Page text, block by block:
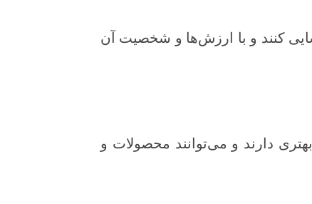
کنند و با ارزش‌ها و شخصیت آن
دارند و می‌توانند محصولات و